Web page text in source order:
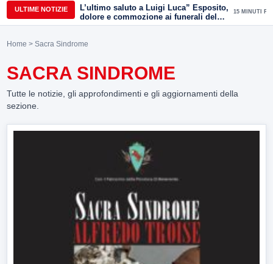
ULTIME NOTIZIE
L’ultimo saluto a Luigi Luca” Esposito,
dolore e commozione ai funerali del
giornalista ucciso
15 MINUTI FA
Home > Sacra Sindrome
SACRA SINDROME
Tutte le notizie, gli approfondimenti e gli aggiornamenti della
sezione.